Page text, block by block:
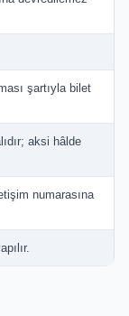
şartıyla bilet
aksi hâlde
numarasına